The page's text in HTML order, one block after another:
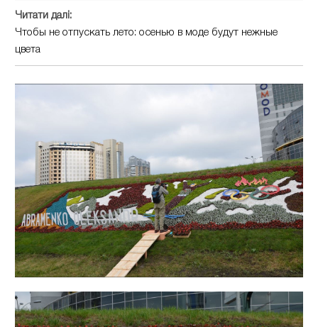
Читати далі:
Чтобы не отпускать лето: осенью в моде будут нежные
цвета